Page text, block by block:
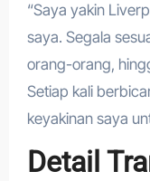
“Saya yakin
saya. Segala
orang-orang,
Setiap kali
keyakinan saya
Detail